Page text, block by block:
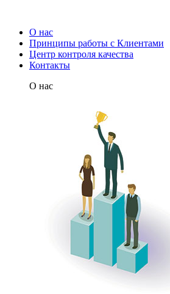
О нас
Принципы работы с Клиентами
Центр контроля качества
Контакты
О нас